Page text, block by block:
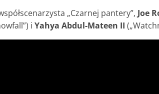
„Czarnej pantery”, Joe
i Yahya Abdul-Mateen II